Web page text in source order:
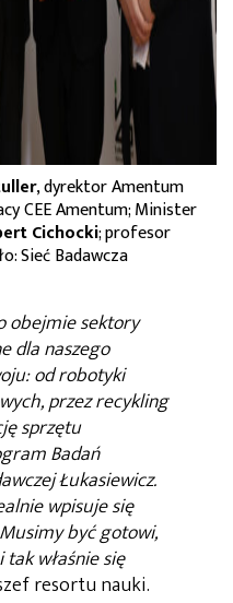
, dyrektor Amentum
CEE Amentum; Minister
Cichocki; profesor
Sieć Badawcza
obejmie sektory
dla naszego
od robotyki
przez recykling
sprzętu
Badań
Łukasiewicz.
wpisuje się
być gotowi,
właśnie się
resortu nauki.